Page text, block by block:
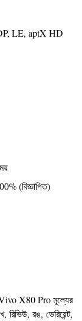
LE, aptX HD
(বিজ্ঞাপিত)
X80 Pro মূল্যের
রঙ, ভেরিয়েন্ট,